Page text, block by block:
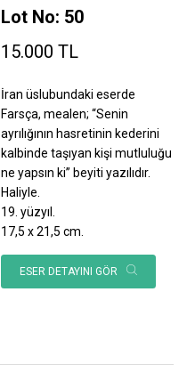
Lot No: 50
15.000 TL
İran üslubundaki eserde
Farsça, mealen; “Senin
ayrılığının hasretinin kederini
kalbinde taşıyan kişi mutluluğu
ne yapsın ki” beyiti yazılıdır.
Haliyle.
19. yüzyıl.
17,5 x 21,5 cm.
ESER DETAYINI GÖR